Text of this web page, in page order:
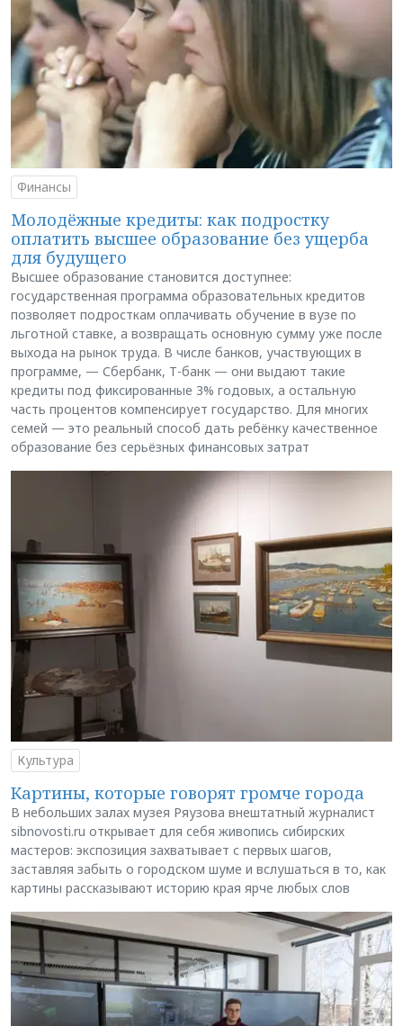
Финансы
Молодёжные кредиты: как подростку
оплатить высшее образование без ущерба
для будущего
Высшее образование становится доступнее:
государственная программа образовательных кредитов
позволяет подросткам оплачивать обучение в вузе по
льготной ставке, а возвращать основную сумму уже после
выхода на рынок труда. В числе банков, участвующих в
программе, — Сбербанк, Т-банк — они выдают такие
кредиты под фиксированные 3% годовых, а остальную
часть процентов компенсирует государство. Для многих
семей — это реальный способ дать ребёнку качественное
образование без серьёзных финансовых затрат
Культура
Картины, которые говорят громче города
В небольших залах музея Ряузова внештатный журналист
sibnovosti.ru открывает для себя живопись сибирских
мастеров: экспозиция захватывает с первых шагов,
заставляя забыть о городском шуме и вслушаться в то, как
картины рассказывают историю края ярче любых слов